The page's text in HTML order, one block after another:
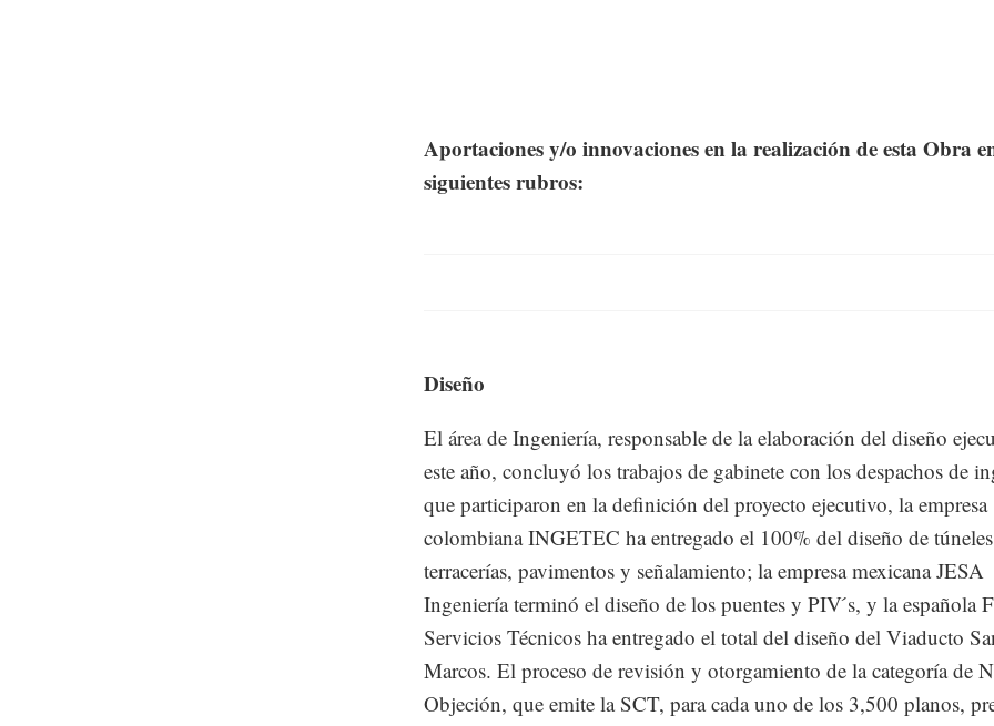
Aportaciones y/o innovaciones en la realización de esta Obra
siguientes rubros:
Diseño
El área de Ingeniería, responsable de la elaboración del diseño
este año, concluyó los trabajos de gabinete con los despachos de
que participaron en la definición del proyecto ejecutivo, la empresa
colombiana INGETEC ha entregado el 100% del diseño de
terracerías, pavimentos y señalamiento; la empresa mexicana JESA
Ingeniería terminó el diseño de los puentes y PIV ́s, y la española
Servicios Técnicos ha entregado el total del diseño del Viaducto
Marcos. El proceso de revisión y otorgamiento de la categoría de
Objeción, que emite la SCT, para cada uno de los 3,500 planos,